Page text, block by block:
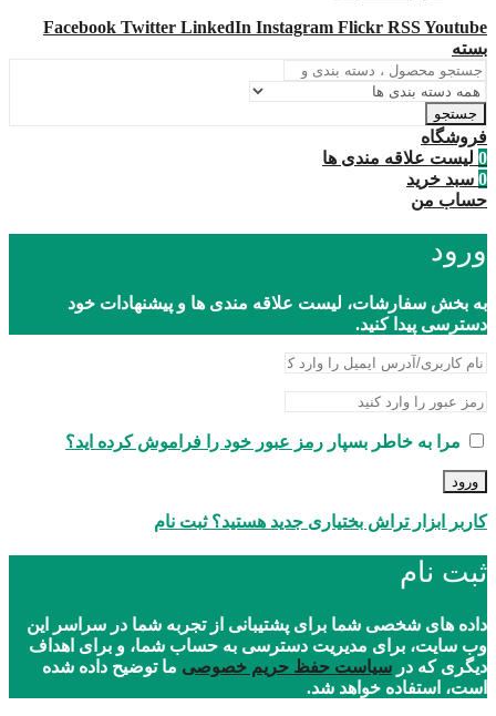
Facebook Twitter LinkedIn Instagram Flickr RSSYoutube
بسته
جستجو
فروشگاه
0 لیست علاقه مندی ها
0 سبد خرید
حساب من
ورود
به بخش سفارشات، لیست علاقه مندی ها و پیشنهادات خود
دسترسی پیدا کنید.
مرا به خاطر بسپار رمز عبور خود را فراموش کرده اید؟
ورود
کاربر ابزار تراش بختیاری جدید هستید؟ ثبت نام
ثبت نام
داده های شخصی شما برای پشتیبانی از تجربه شما در سراسر این
وب سایت، برای مدیریت دسترسی به حساب شما، و برای اهداف
دیگری که در سیاست حفظ حریم خصوصی ما توضیح داده شده
است، استفاده خواهد شد.